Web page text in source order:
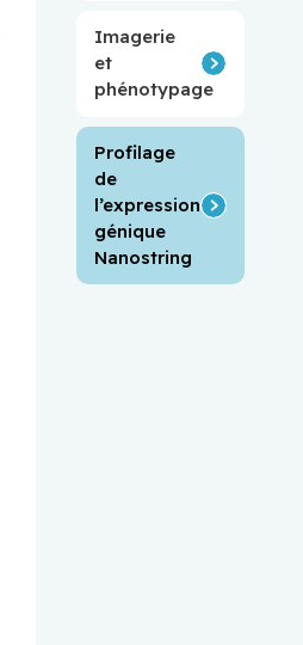
Imagerie
et
phénotypage
Profilage
de
l’expression
génique
Nanostring